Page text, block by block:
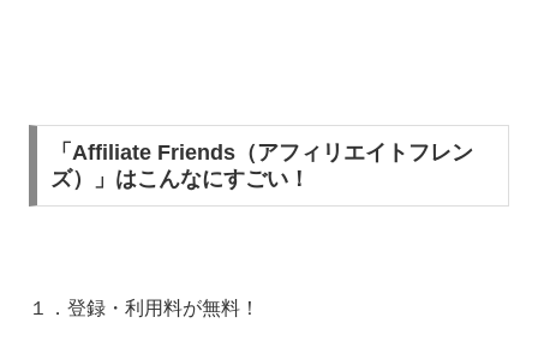
「Affiliate Friends（アフィリエイトフレン
ズ）」はこんなにすごい！
１．登録・利用料が無料！